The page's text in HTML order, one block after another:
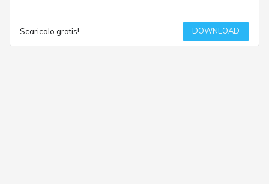
Scaricalo gratis! DOWNLOAD